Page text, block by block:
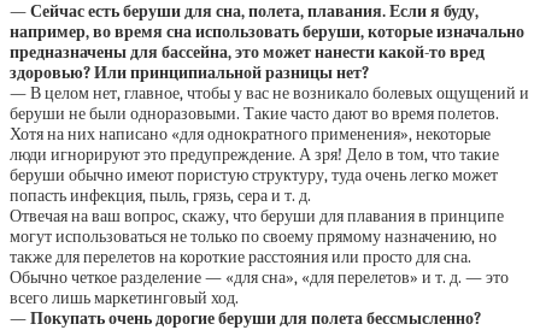
— Сейчас есть беруши для сна, полета, плавания. Если я буду,
например, во время сна использовать беруши, которые изначально
предназначены для бассейна, это может нанести какой-то вред
здоровью? Или принципиальной разницы нет?
— В целом нет, главное, чтобы у вас не возникало болевых ощущений и
беруши не были одноразовыми. Такие часто дают во время полетов.
Хотя на них написано «для однократного применения», некоторые
люди игнорируют это предупреждение. А зря! Дело в том, что такие
беруши обычно имеют пористую структуру, туда очень легко может
попасть инфекция, пыль, грязь, сера и т. д.
Отвечая на ваш вопрос, скажу, что беруши для плавания в принципе
могут использоваться не только по своему прямому назначению, но
также для перелетов на короткие расстояния или просто для сна.
Обычно четкое разделение — «для сна», «для перелетов» и т. д. — это
всего лишь маркетинговый ход.
— Покупать очень дорогие беруши для полета бессмысленно?